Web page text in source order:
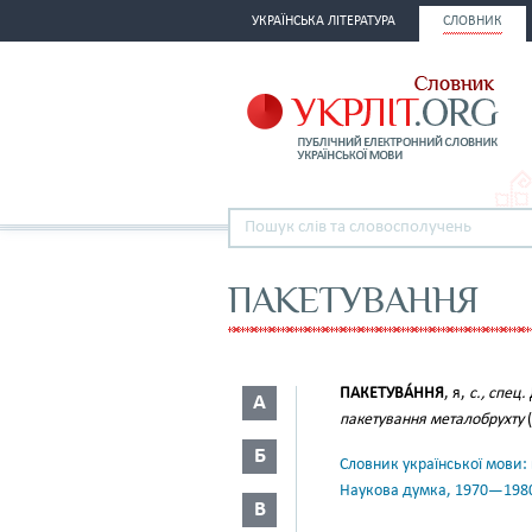
УКРАЇНСЬКА ЛІТЕРАТУРА СЛОВНИК
ПАКЕТУВАННЯ
А
Б
В
ПАКЕТУВА́ННЯ, я, с., спец.
пакетування металобрухту
Словник української
Наукова думка,